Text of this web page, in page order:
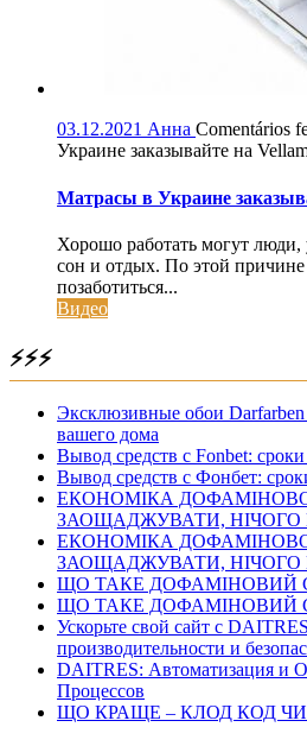
03.12.2021 Анна Comentários
Украине заказывайте на
Матрасы в Украине
Хорошо работать могут
сон и отдых. По этой
позаботиться...
Видео
⚡⚡⚡
Эксклюзивные обои Darfarben
вашего дома
Вывод средств с Fonbet:
Вывод средств с Фонбет:
ЕКОНОМІКА
ЗАОЩАДЖУВАТИ,
ЕКОНОМІКА
ЗАОЩАДЖУВАТИ,
ЩО ТАКЕ ДОФАМІНОВИЙ
ЩО ТАКЕ ДОФАМІНОВИЙ
Ускорьте свой сайт с
производительности и
DAITRES: Автоматизация и
Процессов
ЩО КРАЩЕ – КЛОД КОД